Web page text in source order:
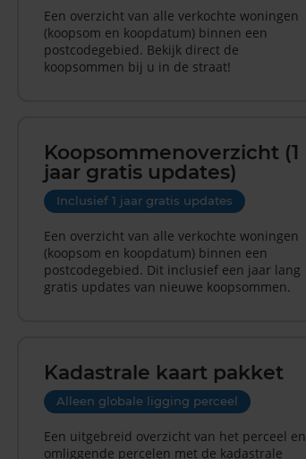
Een overzicht van alle verkochte woningen
(koopsom en koopdatum) binnen een
postcodegebied. Bekijk direct de
koopsommen bij u in de straat!
Koopsommenoverzicht (1
jaar gratis updates)
Inclusief 1 jaar gratis updates
Een overzicht van alle verkochte woningen
(koopsom en koopdatum) binnen een
postcodegebied. Dit inclusief een jaar lang
gratis updates van nieuwe koopsommen.
Kadastrale kaart pakket
Alleen globale ligging perceel
Een uitgebreid overzicht van het perceel en
omliggende percelen met de kadastrale